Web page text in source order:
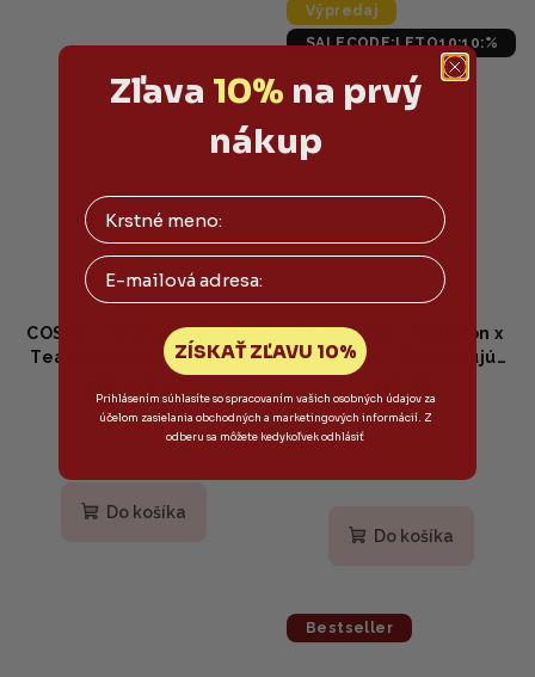
COSRX - Hydrium Green
Tea Aqua Soothing Gel
Cream - Upokojujúci gél-
krém so zeleným čajom
a pantenolom 50ml
18,50 €
Skladom
Do košíka
Výpredaj
SALECODE:LETO10:10:%
MEDI-PEEL - Melanon x
Cream 2.0 - Rozjasňujúci
krém na tvár 30ml
16 €
20,50 € (–21 %)
Priemerné
produktu
Do košíka
Bestseller
Zľava 10% na prvý
nákup
Email
ZÍSKAŤ ZĽAVU 10%
Prihlásením súhlasíte so spracovaním vašich osobných údajov za
účelom zasielania obchodných a marketingových informácií. Z
odberu sa môžete kedykoľvek odhlásiť